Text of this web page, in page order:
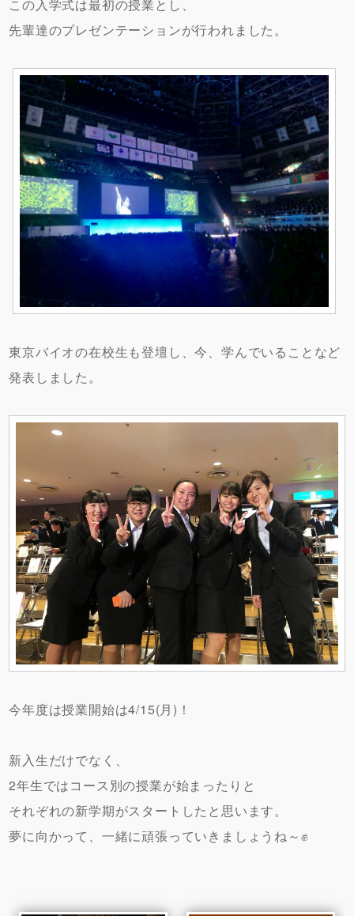
この入学式は最初の授業とし、
先輩達のプレゼンテーションが行われました。
東京バイオの在校生も登壇し、今、学んでいることなど
発表しました。
今年度は授業開始は4/15(月)！
新入生だけでなく、
2年生ではコース別の授業が始まったりと
それぞれの新学期がスタートしたと思います。
夢に向かって、一緒に頑張っていきましょうね～✊